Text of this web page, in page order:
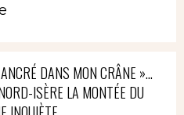
DANS MON CRÂNE »…
ISÈRE LA MONTÉE DU